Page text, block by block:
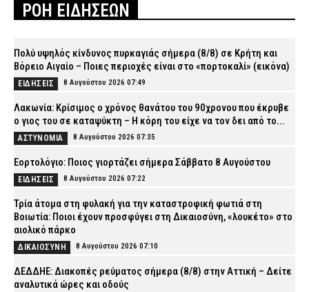
ΡΟΗ ΕΙΔΗΣΕΩΝ
Πολύ υψηλός κίνδυνος πυρκαγιάς σήμερα (8/8) σε Κρήτη και
Βόρειο Αιγαίο – Ποιες περιοχές είναι στο «πορτοκαλί» (εικόνα)
ΕΙΔΗΣΕΙΣ 8 Αυγούστου 2026 07:49
Λακωνία: Κρίσιμος ο χρόνος θανάτου του 90χρονου που έκρυβε
ο γιος του σε καταψύκτη – Η κόρη του είχε να τον δει από το...
ΑΣΤΥΝΟΜΙΑ 8 Αυγούστου 2026 07:35
Εορτολόγιο: Ποιος γιορτάζει σήμερα Σάββατο 8 Αυγούστου
ΕΙΔΗΣΕΙΣ 8 Αυγούστου 2026 07:22
Τρία άτομα στη φυλακή για την καταστροφική φωτιά στη
Βοιωτία: Ποιοι έχουν προσφύγει στη Δικαιοσύνη, «λουκέτο» στο
αιολικό πάρκο
ΔΙΚΑΙΟΣΥΝΗ 8 Αυγούστου 2026 07:10
ΔΕΔΔΗΕ: Διακοπές ρεύματος σήμερα (8/8) στην Αττική – Δείτε
αναλυτικά ώρες και οδούς